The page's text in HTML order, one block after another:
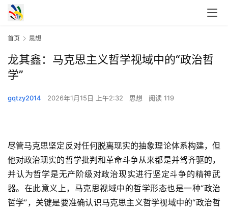
首页 思想
龙其鑫：马克思主义哲学视域中的“政治哲
学”
gqtzy2014 2026年1月15日 上午2:32 思想 阅读 119
尽管马克思坚定反对任何脱离现实的抽象理论体系构建，但
他对政治现实的哲学批判和革命斗争从来都是并驾齐驱的，
并认为哲学是无产阶级对政治现实进行坚定斗争的精神武
器。在此意义上，马克思视域中的哲学形态也是一种“政治
哲学”，关键是要准确认识马克思主义哲学视域中的“政治哲